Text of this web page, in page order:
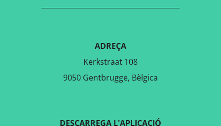
ADREÇA
Kerkstraat 108
9050 Gentbrugge, Bèlgica
DESCARREGA L'APLICACIÓ